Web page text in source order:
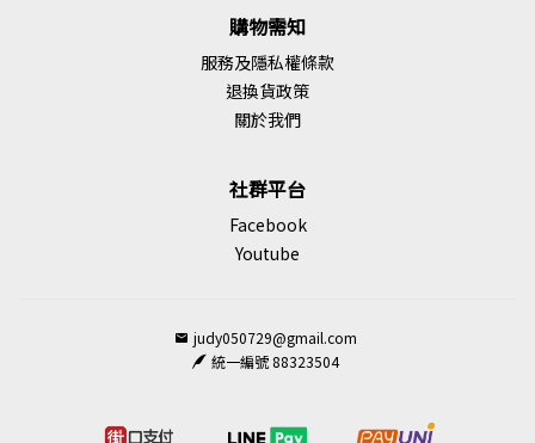
購物需知
服務及隱私權條款
退換貨政策
關於我們
社群平台
Facebook
Youtube
judy050729@gmail.com
統一編號 88323504